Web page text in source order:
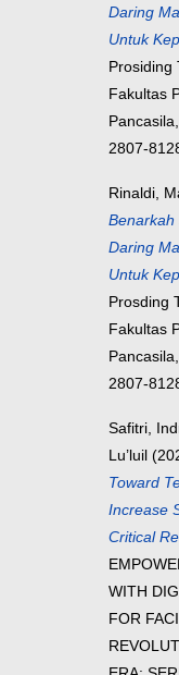
Daring
Untuk
Prosiding
Fakultas
2807-
Rinaldi,
Benarkah
Daring
Untuk
Prosding
Fakultas
2807-
Safitri,
Lu’luil
Toward
Increase
Critical
WITH
FOR